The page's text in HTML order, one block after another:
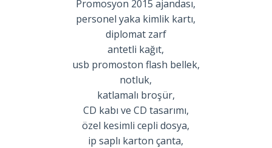
Promosyon 2015 ajandası,
personel yaka kimlik kartı,
diplomat zarf
antetli kağıt,
usb promoston flash bellek,
notluk,
katlamalı broşür,
CD kabı ve CD tasarımı,
özel kesimli cepli dosya,
ip saplı karton çanta,